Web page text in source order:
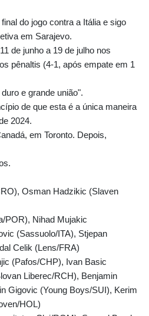
do jogo contra a Itália e sigo
em Sarajevo.
de junho a 19 de julho nos
pênaltis (4-1, após empate em 1
e grande união".
de que esta é a única maneira
2024.
em Toronto. Depois,
Osman Hadzikic (Slaven
POR), Nihad Mujakic
(Sassuolo/ITA), Stjepan
Celik (Lens/FRA)
(Pafos/CHP), Ivan Basic
Liberec/RCH), Benjamin
Gigovic (Young Boys/SUI), Kerim
HOL)